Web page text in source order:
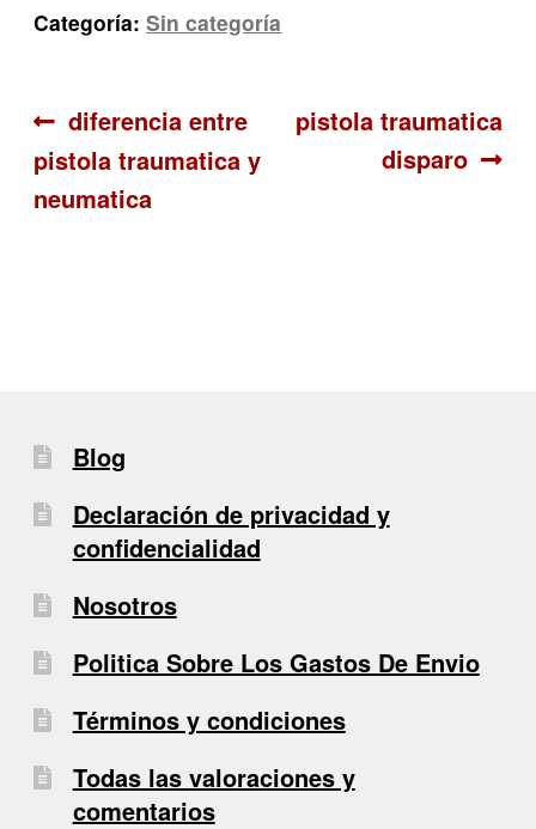
Categoría:Sin categoría
Navegación
de
Anterior:
diferencia entre
pistola traumatica y
neumatica
Siguiente:
pistola traumatica
disparo
Blog
Declaración de privacidad y
confidencialidad
Nosotros
Politica Sobre Los Gastos De Envio
Términos y condiciones
Todas las valoraciones y
comentarios